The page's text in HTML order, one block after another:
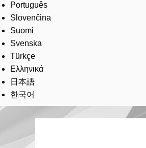
Português
Slovenčina
Suomi
Svenska
Türkçe
Ελληνικά
日本語
한국어